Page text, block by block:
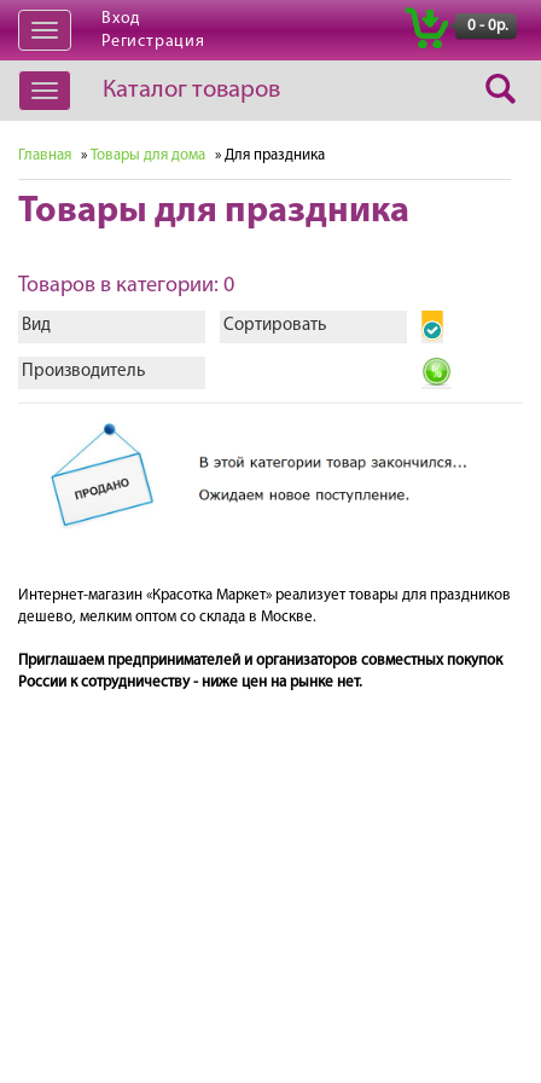
Открыть
навигацию
Вход
Регистрация
0 - 0р.
Открыть
навигацию
Каталог товаров
Главная » Товары для дома » Для праздника
Товары для праздника
Товаров в категории: 0
Вид Сортировать
Производитель
Интернет-магазин «Красотка Маркет» реализует товары для праздников
дешево, мелким оптом со склада в Москве.
Приглашаем предпринимателей и организаторов совместных покупок
России к сотрудничеству - ниже цен на рынке нет.